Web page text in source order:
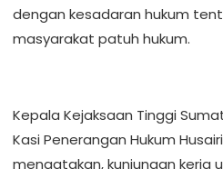
dengan kesadaran hukum
masyarakat patuh hukum.
‎Kepala Kejaksaan Tinggi
Kasi Penerangan Hukum
mengatakan, kunjungan kerja